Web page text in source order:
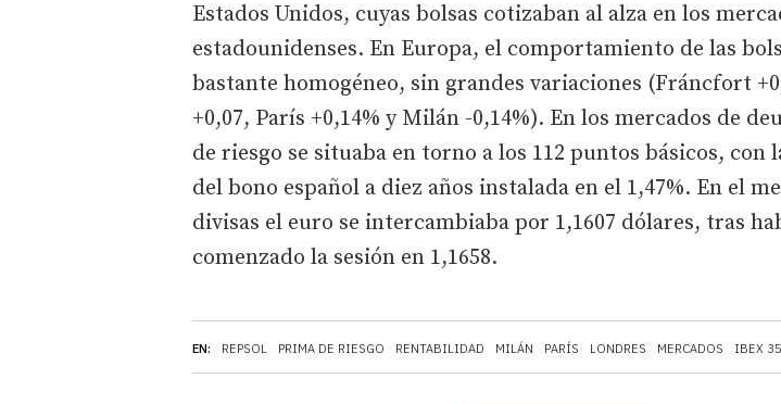
EN: REPSOL PRIMA DE RIESGO RENTABILIDAD MILÁN PARÍS LONDRES MERCADOS IBEX 35
Estados Unidos, cuyas bolsas cotizaban al alza en los
estadounidenses. En Europa, el comportamiento de las
bastante homogéneo, sin grandes variaciones (Fráncfort
+0,07, París +0,14% y Milán -0,14%). En los mercados de
de riesgo se situaba en torno a los 112 puntos básicos,
del bono español a diez años instalada en el 1,47%. En el
divisas el euro se intercambiaba por 1,1607 dólares, tras
comenzado la sesión en 1,1658.